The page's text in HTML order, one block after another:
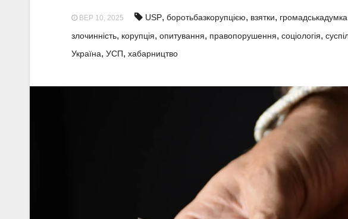
ВЕР 10, 2025 USP, боротьбазкорупцією, взятки, громадськадумка
злочинність, корупція, опитування, правопорушення, соціологія,
Україна, УСП, хабарництво